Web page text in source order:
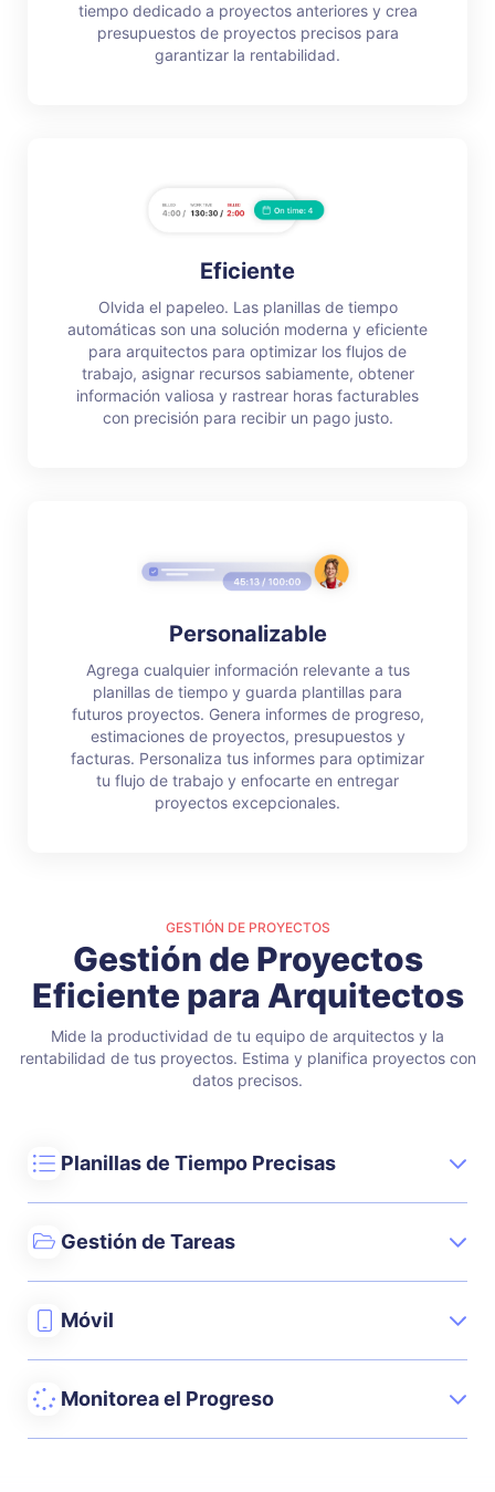
tiempo dedicado a proyectos anteriores y crea
presupuestos de proyectos precisos para
garantizar la rentabilidad.
Eficiente
Olvida el papeleo. Las planillas de tiempo
automáticas son una solución moderna y eficiente
para arquitectos para optimizar los flujos de
trabajo, asignar recursos sabiamente, obtener
información valiosa y rastrear horas facturables
con precisión para recibir un pago justo.
Personalizable
Agrega cualquier información relevante a tus
planillas de tiempo y guarda plantillas para
futuros proyectos. Genera informes de progreso,
estimaciones de proyectos, presupuestos y
facturas. Personaliza tus informes para optimizar
tu flujo de trabajo y enfocarte en entregar
proyectos excepcionales.
GESTIÓN DE PROYECTOS
Gestión de Proyectos
Eficiente para Arquitectos
Mide la productividad de tu equipo de arquitectos y la
rentabilidad de tus proyectos. Estima y planifica proyectos con
datos precisos.
Planillas de Tiempo Precisas
Gestión de Tareas
Móvil
Monitorea el Progreso